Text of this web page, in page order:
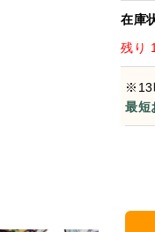
在庫
残り
※13
最短